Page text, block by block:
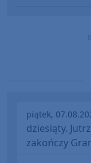
piątek,
dziesiąty.
zakończy